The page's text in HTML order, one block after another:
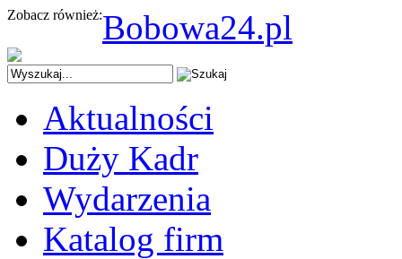
Zobacz również:Bobowa24.pl
Aktualności
Duży Kadr
Wydarzenia
Katalog firm